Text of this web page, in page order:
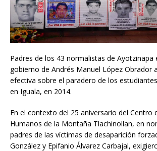
Padres de los 43 normalistas de Ayotzinapa
gobierno de Andrés Manuel López Obrador
efectiva sobre el paradero de los
en Iguala, en 2014.
En el contexto del 25 aniversario del Centro
Humanos de la Montaña Tlachinollan, en
padres de las víctimas de desaparición
González y Epifanio Álvarez Carbajal,